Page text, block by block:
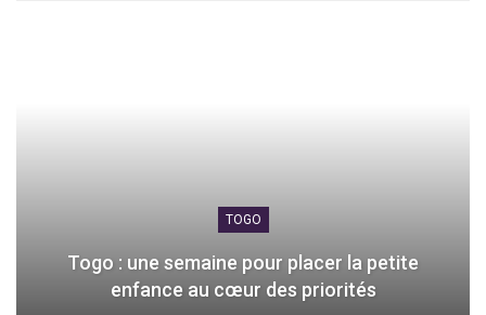
TOGO
Togo : une semaine pour placer la petite
enfance au cœur des priorités